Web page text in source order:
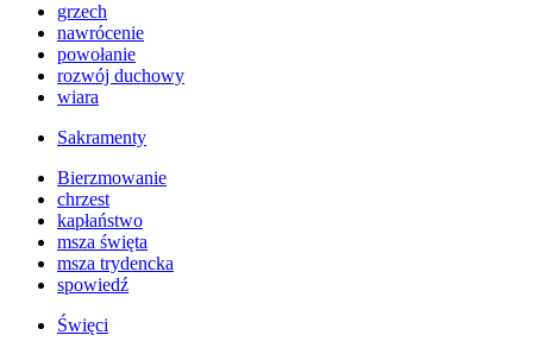
grzech
nawrócenie
powołanie
rozwój duchowy
wiara
Sakramenty
Bierzmowanie
chrzest
kapłaństwo
msza święta
msza trydencka
spowiedź
Święci